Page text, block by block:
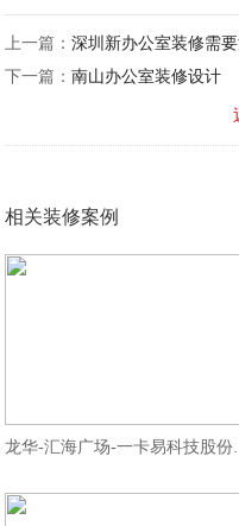
上一篇：深圳新办公室装修需
下一篇：南山办公室装修设计
相关装修案例
龙华-